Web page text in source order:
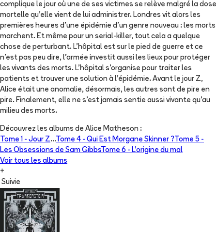
complique le jour où une de ses victimes se relève malgré la dose
mortelle qu'elle vient de lui administrer. Londres vit alors les
premières heures d'une épidémie d'un genre nouveau : les morts
marchent. Et même pour un serial-killer, tout cela a quelque
chose de perturbant. L'hôpital est sur le pied de guerre et ce
n'est pas peu dire, l'armée investit aussi les lieux pour protéger
les vivants des morts. L'hôpital s'organise pour traiter les
patients et trouver une solution à l'épidémie. Avant le jour Z,
Alice était une anomalie, désormais, les autres sont de pire en
pire. Finalement, elle ne s'est jamais sentie aussi vivante qu'au
milieu des morts.
Découvrez les albums de Alice Matheson :
Tome 1 - Jour Z...Tome 4 - Qui Est Morgane Skinner ? Tome 5 -
Les Obsessions de Sam GibbsTome 6 - L'origine du mal
Voir tous les albums
+
Suivie